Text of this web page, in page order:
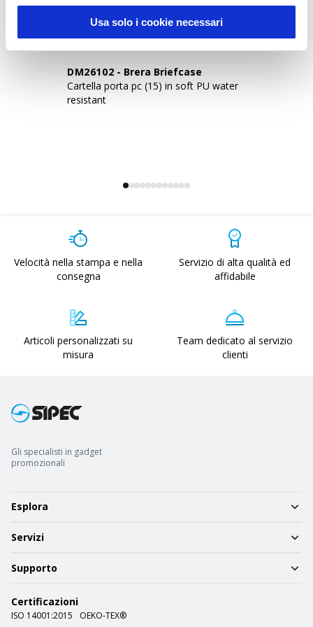
Usa solo i cookie necessari
Novità
DM26102 - Brera Briefcase
Cartella porta pc (15) in soft PU water
resistant
Velocità nella stampa e nella
consegna
Servizio di alta qualità ed
affidabile
Articoli personalizzati su
misura
Team dedicato al servizio
clienti
Gli specialisti in gadget
promozionali
Esplora
Servizi
Supporto
Certificazioni
ISO 14001:2015 OEKO-TEX®